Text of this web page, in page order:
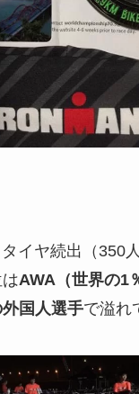
イヤ続出（350
AWA（世界の1
外国人選手で溢れ